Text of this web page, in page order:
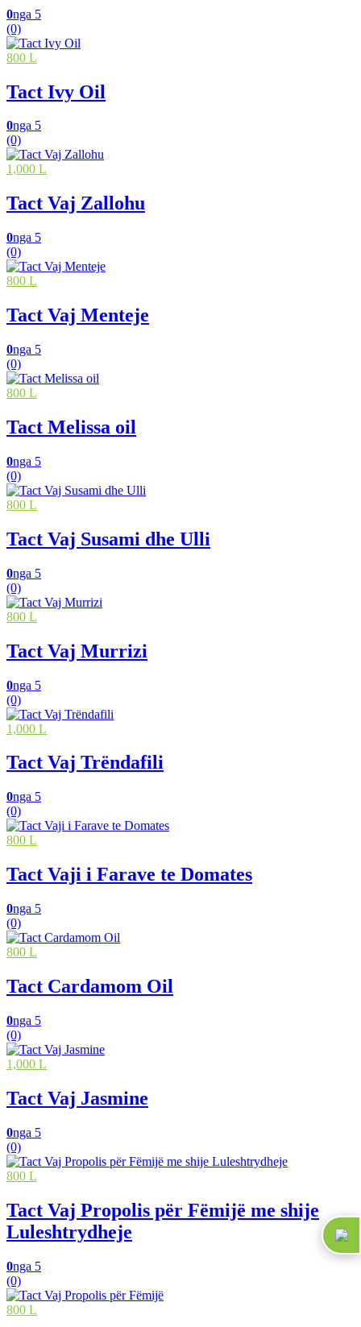
0nga 5
(0)
800 L
Tact Ivy Oil
0nga 5
(0)
1,000 L
Tact Vaj Zallohu
0nga 5
(0)
800 L
Tact Vaj Menteje
0nga 5
(0)
800 L
Tact Melissa oil
0nga 5
(0)
800 L
Tact Vaj Susami dhe Ulli
0nga 5
(0)
800 L
Tact Vaj Murrizi
0nga 5
(0)
1,000 L
Tact Vaj Trëndafili
0nga 5
(0)
800 L
Tact Vaji i Farave te Domates
0nga 5
(0)
800 L
Tact Cardamom Oil
0nga 5
(0)
1,000 L
Tact Vaj Jasmine
0nga 5
(0)
800 L
Tact Vaj Propolis për Fëmijë me shije
Luleshtrydheje
0nga 5
(0)
800 L